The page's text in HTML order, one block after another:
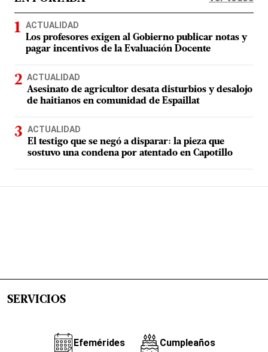
ACTUALIDAD
Los profesores exigen al Gobierno publicar notas y
pagar incentivos de la Evaluación Docente
ACTUALIDAD
Asesinato de agricultor desata disturbios y desalojo
de haitianos en comunidad de Espaillat
ACTUALIDAD
El testigo que se negó a disparar: la pieza que
sostuvo una condena por atentado en Capotillo
SERVICIOS
Efemérides Cumpleaños